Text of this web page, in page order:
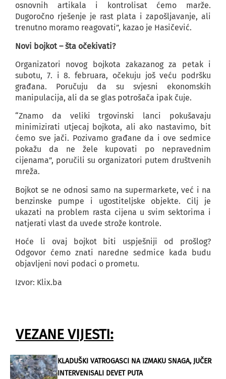
osnovnih artikala i kontrolisat ćemo marže.
Dugoročno rješenje je rast plata i zapošljavanje, ali
trenutno moramo reagovati”, kazao je Hasičević.
Novi bojkot – šta očekivati?
Organizatori novog bojkota zakazanog za petak i
subotu, 7. i 8. februara, očekuju još veću podršku
građana. Poručuju da su svjesni ekonomskih
manipulacija, ali da se glas potrošača ipak čuje.
“Znamo da veliki trgovinski lanci pokušavaju
minimizirati utjecaj bojkota, ali ako nastavimo, bit
ćemo sve jači. Pozivamo građane da i ove sedmice
pokažu da ne žele kupovati po nepravednim
cijenama”, poručili su organizatori putem društvenih
mreža.
Bojkot se ne odnosi samo na supermarkete, već i na
benzinske pumpe i ugostiteljske objekte. Cilj je
ukazati na problem rasta cijena u svim sektorima i
natjerati vlast da uvede strože kontrole.
Hoće li ovaj bojkot biti uspješniji od prošlog?
Odgovor ćemo znati naredne sedmice kada budu
objavljeni novi podaci o prometu.
Izvor: Klix.ba
VEZANE VIJESTI:
KLADUŠKI VATROGASCI NA IZMAKU SNAGA, JUČER
INTERVENISALI DEVET PUTA